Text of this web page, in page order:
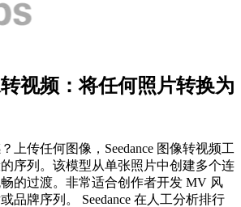
视频：将任何照片转换为
上传任何图像，Seedance 图像转视频工
序列。该模型从单张照片中创建多个连
的过渡。非常适合创作者开发 MV 风
品牌序列。 Seedance 在人工分析排行